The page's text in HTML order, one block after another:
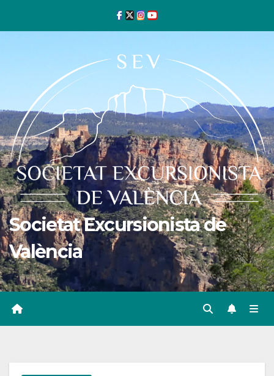
Societat Excursionista de
València